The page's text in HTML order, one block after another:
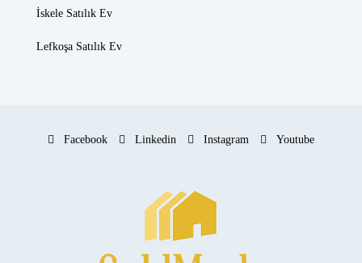
İskele Satılık Ev
Lefkoşa Satılık Ev
Facebook Linkedin Instagram Youtube